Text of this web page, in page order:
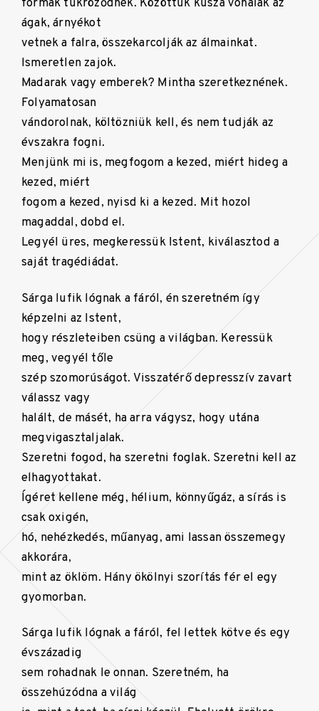
formák tükröződnek. Közöttük kusza vonalak az
ágak, árnyékot
vetnek a falra, összekarcolják az álmainkat.
Ismeretlen zajok.
Madarak vagy emberek? Mintha szeretkeznének.
Folyamatosan
vándorolnak, költözniük kell, és nem tudják az
évszakra fogni.
Menjünk mi is, megfogom a kezed, miért hideg a
kezed, miért
fogom a kezed, nyisd ki a kezed. Mit hozol
magaddal, dobd el.
Legyél üres, megkeressük Istent, kiválasztod a
saját tragédiádat.
Sárga lufik lógnak a fáról, én szeretném így
képzelni az Istent,
hogy részleteiben csüng a világban. Keressük
meg, vegyél tőle
szép szomorúságot. Visszatérő depresszív zavart
válassz vagy
halált, de másét, ha arra vágysz, hogy utána
megvigasztaljalak.
Szeretni fogod, ha szeretni foglak. Szeretni kell az
elhagyottakat.
Ígéret kellene még, hélium, könnyűgáz, a sírás is
csak oxigén,
hó, nehézkedés, műanyag, ami lassan összemegy
akkorára,
mint az öklöm. Hány ökölnyi szorítás fér el egy
gyomorban.
Sárga lufik lógnak a fáról, fel lettek kötve és egy
évszázadig
sem rohadnak le onnan. Szeretném, ha
összehúzódna a világ